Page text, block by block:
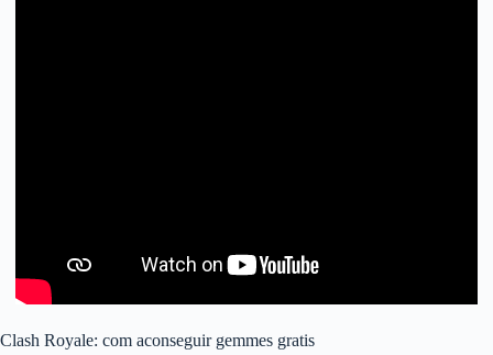
Clash Royale: com aconseguir gemmes gratis